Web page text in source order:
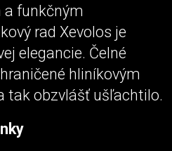
funkčným
rad Xevolos je
elegancie. Čelné
hliníkovým
tak obzvlášť ušľachtilo.